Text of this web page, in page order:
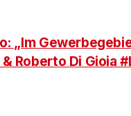
„Im
Roberto Di Gioia